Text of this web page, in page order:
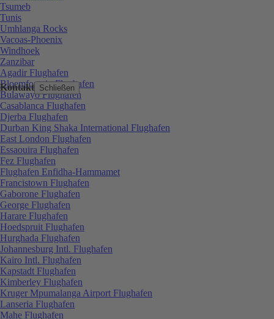
Kontakt Schließen
Tsumeb
Tunis
Umhlanga Rocks
Vacoas-Phoenix
Windhoek
Zanzibar
Agadir Flughafen
Bloemfontein Flughafen
Bulawayo Flughafen
Casablanca Flughafen
Djerba Flughafen
Durban King Shaka International Flughafen
East London Flughafen
Essaouira Flughafen
Fez Flughafen
Flughafen Enfidha-Hammamet
Francistown Flughafen
Gaborone Flughafen
George Flughafen
Harare Flughafen
Hoedspruit Flughafen
Hurghada Flughafen
Johannesburg Intl. Flughafen
Kairo Intl. Flughafen
Kapstadt Flughafen
Kimberley Flughafen
Kruger Mpumalanga Airport Flughafen
Lanseria Flughafen
Mahe Flughafen